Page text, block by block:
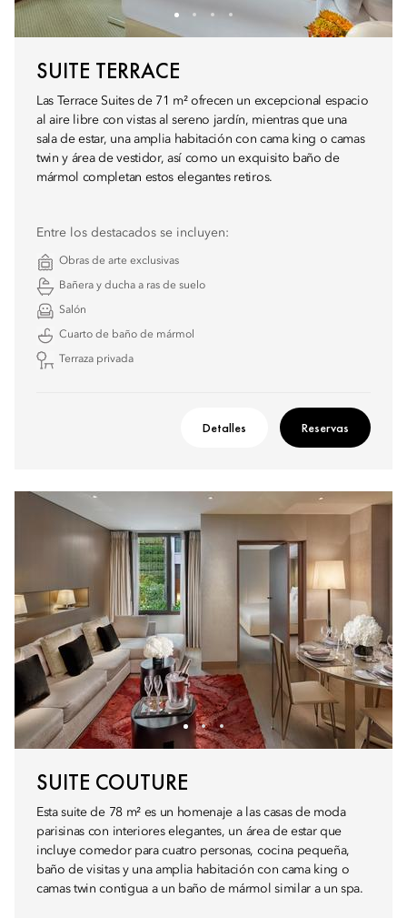
SUITE TERRACE
Las Terrace Suites de 71 m² ofrecen un excepcional espacio
al aire libre con vistas al sereno jardín, mientras que una
sala de estar, una amplia habitación con cama king o camas
twin y área de vestidor, así como un exquisito baño de
mármol completan estos elegantes retiros.
Entre los destacados se incluyen:
Obras de arte exclusivas
Bañera y ducha a ras de suelo
Salón
Cuarto de baño de mármol
Terraza privada
Detalles Reservas
SUITE COUTURE
Esta suite de 78 m² es un homenaje a las casas de moda
parisinas con interiores elegantes, un área de estar que
incluye comedor para cuatro personas, cocina pequeña,
baño de visitas y una amplia habitación con cama king o
camas twin contigua a un baño de mármol similar a un spa.